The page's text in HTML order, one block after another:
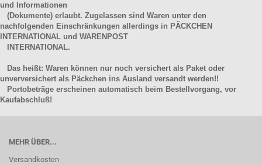
und Informationen
(Dokumente) erlaubt. Zugelassen sind Waren unter den
nachfolgenden Einschränkungen allerdings in PÄCKCHEN
INTERNATIONAL und WARENPOST
INTERNATIONAL.
Das heißt: Waren können nur noch versichert als Paket oder
unverversichert als Päckchen ins Ausland versandt werden!!
Portobeträge erscheinen automatisch beim Bestellvorgang, vor
Kaufabschluß!
MEHR ÜBER...
Versandkosten